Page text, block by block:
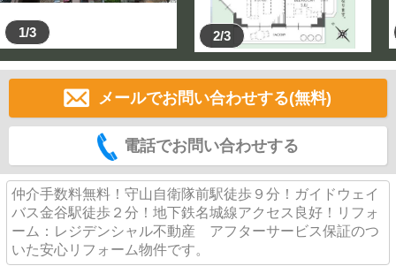
1/3 2/3
メールでお問い合わせする(無料)
電話でお問い合わせする
仲介手数料無料！守山自衛隊前駅徒歩９分！ガイドウェイ
バス金谷駅徒歩２分！地下鉄名城線アクセス良好！リフォ
ーム：レジデンシャル不動産 アフターサービス保証のつ
いた安心リフォーム物件です。